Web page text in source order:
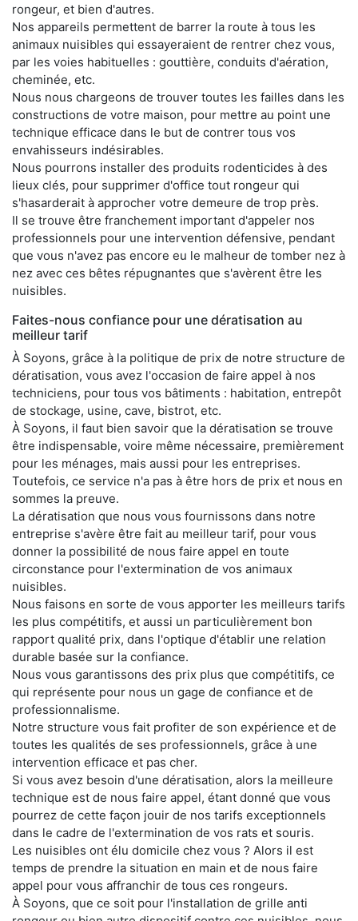
rongeur, et bien d'autres.
Nos appareils permettent de barrer la route à tous les
animaux nuisibles qui essayeraient de rentrer chez vous,
par les voies habituelles : gouttière, conduits d'aération,
cheminée, etc.
Nous nous chargeons de trouver toutes les failles dans les
constructions de votre maison, pour mettre au point une
technique efficace dans le but de contrer tous vos
envahisseurs indésirables.
Nous pourrons installer des produits rodenticides à des
lieux clés, pour supprimer d'office tout rongeur qui
s'hasarderait à approcher votre demeure de trop près.
Il se trouve être franchement important d'appeler nos
professionnels pour une intervention défensive, pendant
que vous n'avez pas encore eu le malheur de tomber nez à
nez avec ces bêtes répugnantes que s'avèrent être les
nuisibles.
Faites-nous confiance pour une dératisation au
meilleur tarif
À Soyons, grâce à la politique de prix de notre structure de
dératisation, vous avez l'occasion de faire appel à nos
techniciens, pour tous vos bâtiments : habitation, entrepôt
de stockage, usine, cave, bistrot, etc.
À Soyons, il faut bien savoir que la dératisation se trouve
être indispensable, voire même nécessaire, premièrement
pour les ménages, mais aussi pour les entreprises.
Toutefois, ce service n'a pas à être hors de prix et nous en
sommes la preuve.
La dératisation que nous vous fournissons dans notre
entreprise s'avère être fait au meilleur tarif, pour vous
donner la possibilité de nous faire appel en toute
circonstance pour l'extermination de vos animaux
nuisibles.
Nous faisons en sorte de vous apporter les meilleurs tarifs
les plus compétitifs, et aussi un particulièrement bon
rapport qualité prix, dans l'optique d'établir une relation
durable basée sur la confiance.
Nous vous garantissons des prix plus que compétitifs, ce
qui représente pour nous un gage de confiance et de
professionnalisme.
Notre structure vous fait profiter de son expérience et de
toutes les qualités de ses professionnels, grâce à une
intervention efficace et pas cher.
Si vous avez besoin d'une dératisation, alors la meilleure
technique est de nous faire appel, étant donné que vous
pourrez de cette façon jouir de nos tarifs exceptionnels
dans le cadre de l'extermination de vos rats et souris.
Les nuisibles ont élu domicile chez vous ? Alors il est
temps de prendre la situation en main et de nous faire
appel pour vous affranchir de tous ces rongeurs.
À Soyons, que ce soit pour l'installation de grille anti